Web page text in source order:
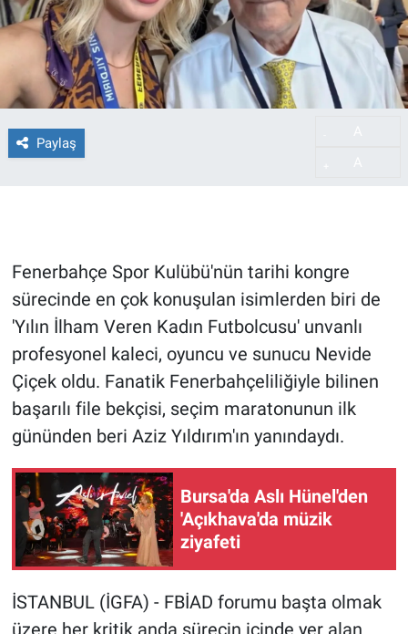
Paylaş
Fenerbahçe Spor Kulübü'nün tarihi kongre
sürecinde en çok konuşulan isimlerden biri de
'Yılın İlham Veren Kadın Futbolcusu' unvanlı
profesyonel kaleci, oyuncu ve sunucu Nevide
Çiçek oldu. Fanatik Fenerbahçeliliğiyle bilinen
başarılı file bekçisi, seçim maratonunun ilk
gününden beri Aziz Yıldırım'ın yanındaydı.
Bursa'da Aslı Hünel'den
'Açıkhava'da müzik
ziyafeti
İSTANBUL (İGFA) - FBİAD forumu başta olmak
Haber Arşivi